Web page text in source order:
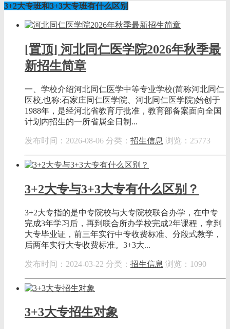
3+2大专班和3+3大专班有什么区别
[置顶] 河北同仁医学院2026年秋季最
新招生简章
一、学校介绍河北同仁医学中等专业学校(简称河北同仁
医校,也称:石家庄同仁医学院、河北同仁医学院)始创于
1988年，是经河北省教育厅批准，教育部备案面向全国
计划内招生的一所省属全日制...
发布时间：2026-08-06 分类： 招生信息 浏览：25773
3+2大专与3+3大专有什么区别？
3+2大专指的是中专院校与大专院校联合办学，在中专
完成3年学习后，再到联合所办学校完成2年课程，拿到
大专毕业证，前三年实行中专收费标准、分段式教学，
后两年实行大专收费标准。3+3大...
发布时间：2024-03-22 分类： 招生信息 浏览：1090
3+3大专招生对象